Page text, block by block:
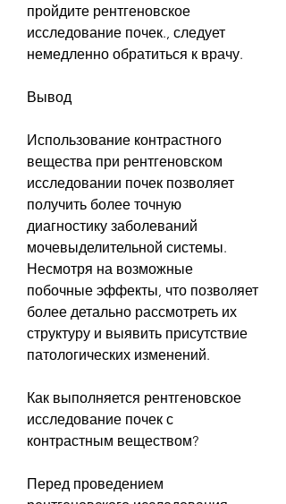
пройдите рентгеновское
исследование почек., следует
немедленно обратиться к врачу.
Вывод
Использование контрастного
вещества при рентгеновском
исследовании почек позволяет
получить более точную
диагностику заболеваний
мочевыделительной системы.
Несмотря на возможные
побочные эффекты, что позволяет
более детально рассмотреть их
структуру и выявить присутствие
патологических изменений.
Как выполняется рентгеновское
исследование почек с
контрастным веществом?
Перед проведением